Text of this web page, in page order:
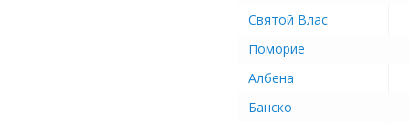
Святой Влас
Поморие
Албена
Банско